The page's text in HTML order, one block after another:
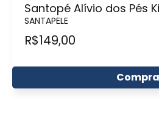
Santopé Alívio dos Pés
SANTAPELE
R$149,00